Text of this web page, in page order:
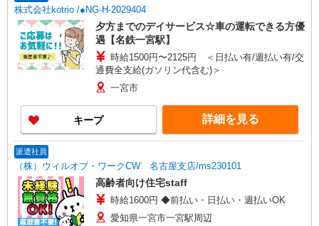
株式会社kotrio /●NG-H-2029404
夕方までのデイサービス☆車の運転できる方優
遇【名鉄一宮駅】
時給1500円〜2125円 ＜日払い有/週払い有/交
通費全支給(ガソリン代含む)＞
一宮市
キープ 詳細を見る
派遣社員
（株）ウィルオブ・ワークCW 名古屋支店/ms230101
高齢者向け住宅staff
時給1600円 ◆前払い・日払い・週払いOK
愛知県一宮市一宮駅周辺